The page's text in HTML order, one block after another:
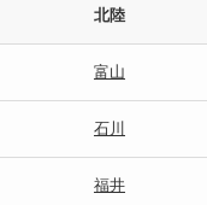
北陸
富山
石川
福井